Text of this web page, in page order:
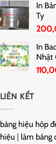
In
Ty
In
Nhật
LIÊN KẾT
bảng hiệu hộp
hiệu | làm bảng